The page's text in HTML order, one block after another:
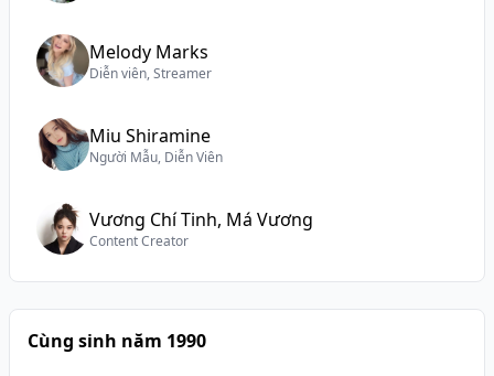
Melody Marks
Diễn viên, Streamer
Miu Shiramine
Người Mẫu, Diễn Viên
Vương Chí Tinh, Má Vương
Content Creator
Cùng sinh năm 1990